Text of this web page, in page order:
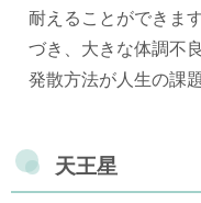
耐えることができま
づき、大きな体調不
発散方法が人生の課
天王星